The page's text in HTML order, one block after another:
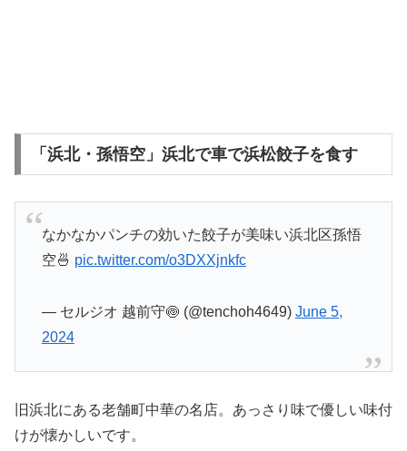
「浜北・孫悟空」浜北で車で浜松餃子を食す
なかなかパンチの効いた餃子が美味い浜北区孫悟
空🍜 pic.twitter.com/o3DXXjnkfc
— セルジオ 越前守🍥 (@tenchoh4649) June 5,
2024
旧浜北にある老舗町中華の名店。あっさり味で優しい味付
けが懐かしいです。